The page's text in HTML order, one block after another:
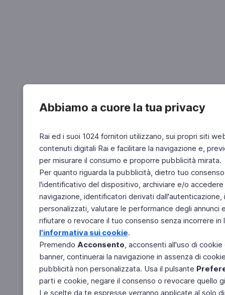
Abbiamo a cuore la tua privacy
Rai ed i suoi 1024 fornitori utilizzano, sui propri siti
contenuti digitali Rai e facilitare la navigazione e,
per misurare il consumo e proporre pubblicità mirata.
Per quanto riguarda la pubblicità, dietro tuo
l'identificativo del dispositivo, archiviare e/o
navigazione, identificatori derivati
personalizzati, valutare le performance degli
rifiutare o revocare il tuo consenso senza incorrere
l'informativa sui cookie.
Premendo Acconsento, acconsenti all'uso di
banner, continuerai la navigazione in assenza di
pubblicità non personalizzata. Usa il pulsante
parti e cookie, negare il consenso o revocare quello
Le scelte da te espresse verranno applicate al solo